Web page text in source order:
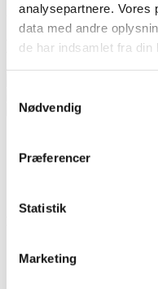
analysepartnere. Vores
data med andre
de har indsamlet fra din
Nødvendig
Præferencer
Statistik
Marketing
2 mozzarellakugler
Brugt i opskriften
Sådan gør du
Tilsæt alle
minutter med